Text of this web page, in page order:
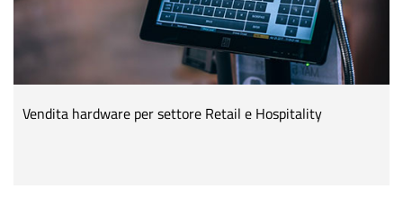
Vendita hardware per settore Retail e Hospitality